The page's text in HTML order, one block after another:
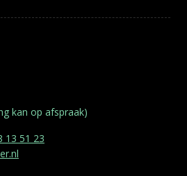
kan op afspraak)
13 51 23